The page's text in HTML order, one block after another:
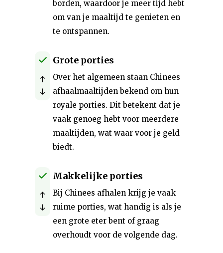
borden, waardoor je meer tijd hebt
om van je maaltijd te genieten en
te ontspannen.
Grote porties
Over het algemeen staan Chinees
afhaalmaaltijden bekend om hun
royale porties. Dit betekent dat je
vaak genoeg hebt voor meerdere
maaltijden, wat waar voor je geld
biedt.
Makkelijke porties
Bij Chinees afhalen krijg je vaak
ruime porties, wat handig is als je
een grote eter bent of graag
overhoudt voor de volgende dag.